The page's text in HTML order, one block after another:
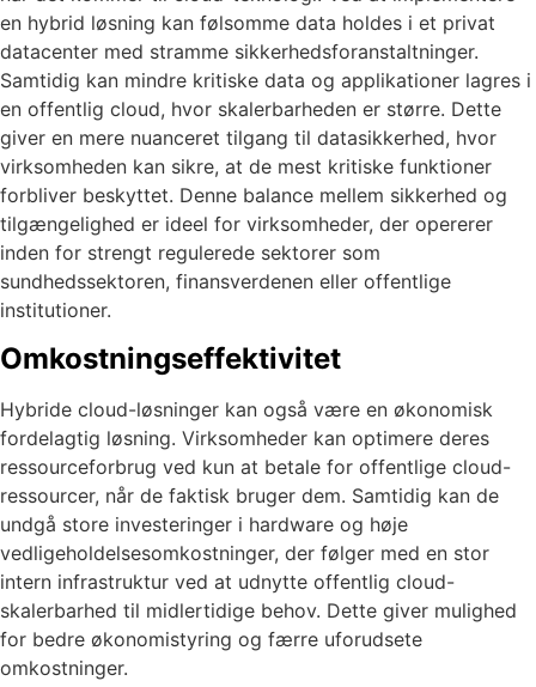
en hybrid løsning kan følsomme data holdes i et privat
datacenter med stramme sikkerhedsforanstaltninger.
Samtidig kan mindre kritiske data og applikationer lagres i
en offentlig cloud, hvor skalerbarheden er større. Dette
giver en mere nuanceret tilgang til datasikkerhed, hvor
virksomheden kan sikre, at de mest kritiske funktioner
forbliver beskyttet. Denne balance mellem sikkerhed og
tilgængelighed er ideel for virksomheder, der opererer
inden for strengt regulerede sektorer som
sundhedssektoren, finansverdenen eller offentlige
institutioner.
Omkostningseffektivitet
Hybride cloud-løsninger kan også være en økonomisk
fordelagtig løsning. Virksomheder kan optimere deres
ressourceforbrug ved kun at betale for offentlige cloud-
ressourcer, når de faktisk bruger dem. Samtidig kan de
undgå store investeringer i hardware og høje
vedligeholdelsesomkostninger, der følger med en stor
intern infrastruktur ved at udnytte offentlig cloud-
skalerbarhed til midlertidige behov. Dette giver mulighed
for bedre økonomistyring og færre uforudsete
omkostninger.